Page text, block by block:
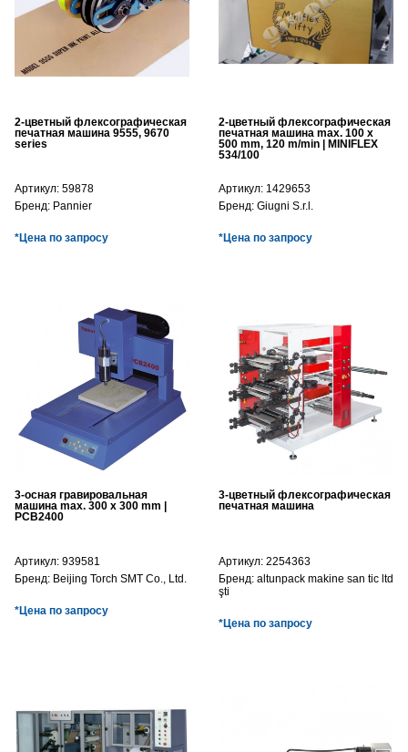
2-цветный флексографическая
печатная машина 9555, 9670
series
Артикул: 59878
Бренд: Pannier
*Цена по запросу
2-цветный флексографическая
печатная машина max. 100 x
500 mm, 120 m/min | MINIFLEX
534/100
Артикул: 1429653
Бренд: Giugni S.r.l.
*Цена по запросу
3-осная гравировальная
машина max. 300 x 300 mm |
PCB2400
Артикул: 939581
Бренд: Beijing Torch SMT Co., Ltd.
*Цена по запросу
3-цветный флексографическая
печатная машина
Артикул: 2254363
Бренд: altunpack makine san tic ltd
şti
*Цена по запросу